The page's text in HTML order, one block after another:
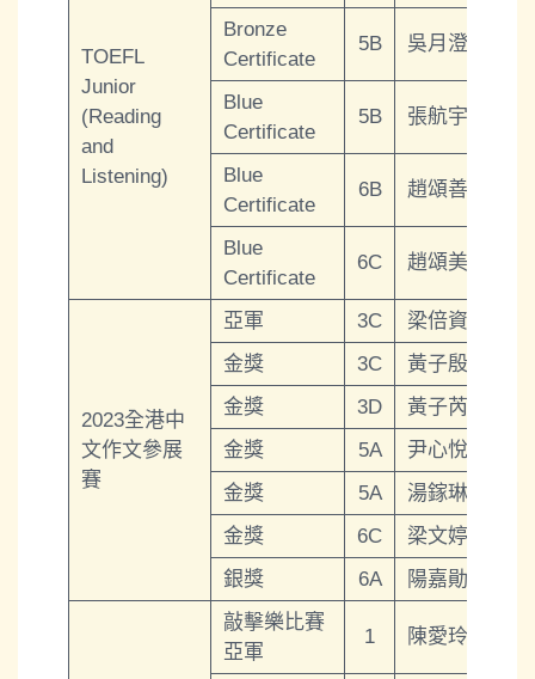
TOEFL
Junior
(Reading
and
Listening)
Bronze
Certificate
5B 吳月澄
Blue
Certificate
5B 張航宇
Blue
Certificate
6B 趙頌善
Blue
Certificate
6C 趙頌美
2023全港中
文作文參展
賽
亞軍 3C
梁倍資
金獎
3C
黃子殷
金獎
3D
黃子芮
金獎
5A
尹心悅
金獎
5A
湯鎵琳
金獎
6C
梁文婷
銀獎
6A 陽嘉勛
敲擊樂比賽
亞軍
1 陳愛玲